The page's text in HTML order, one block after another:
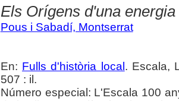
Els Orígens d'una
Pous i Sabadí, Montserrat
En: Fulls d'història local . Escala,
507 : il.
Número especial: L'Escala 100